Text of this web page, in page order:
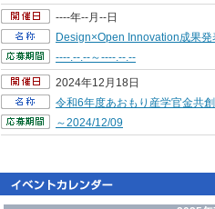
----年--月--日
Design×Open Innovation成果
----.--.--～----.--.--
2024年12月18日
令和6年度あおもり産学官金共
～2024/12/09